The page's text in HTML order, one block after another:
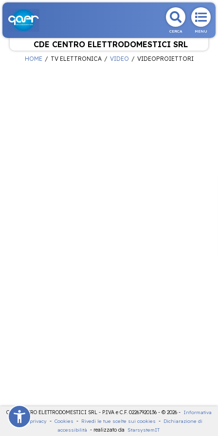
CERCA MENU
CDE CENTRO ELETTRODOMESTICI SRL
HOME TV ELETTRONICA VIDEO VIDEOPROIETTORI
CDE CENTRO ELETTRODOMESTICI SRL - P.IVA e C.F. 02267920136 - © 2026 - Informativa
sulla privacy - Cookies - Rivedi le tue scelte sui cookies - Dichiarazione di
accessibilità - realizzato da StarsystemIT